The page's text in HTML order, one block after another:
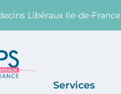
Libéraux Ile-de-France
Médecin
45 45
Services